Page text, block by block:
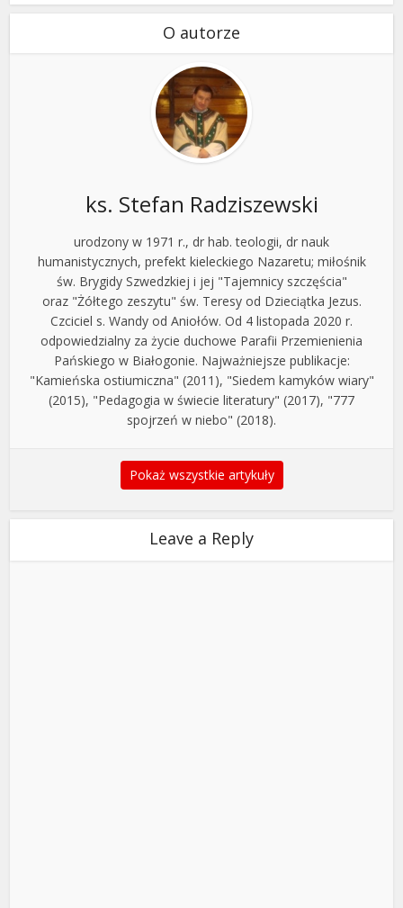
O autorze
ks. Stefan Radziszewski
urodzony w 1971 r., dr hab. teologii, dr nauk
humanistycznych, prefekt kieleckiego Nazaretu; miłośnik
św. Brygidy Szwedzkiej i jej "Tajemnicy szczęścia"
oraz "Żółtego zeszytu" św. Teresy od Dzieciątka Jezus.
Czciciel s. Wandy od Aniołów. Od 4 listopada 2020 r.
odpowiedzialny za życie duchowe Parafii Przemienienia
Pańskiego w Białogonie. Najważniejsze publikacje:
"Kamieńska ostiumiczna" (2011), "Siedem kamyków wiary"
(2015), "Pedagogia w świecie literatury" (2017), "777
spojrzeń w niebo" (2018).
Pokaż wszystkie artykuły
Leave a Reply